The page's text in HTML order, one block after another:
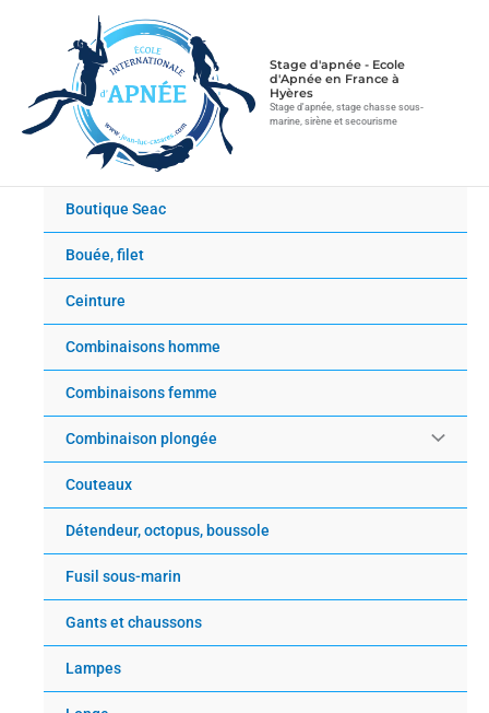
Stage d'apnée - Ecole
d'Apnée en France à
Hyères
Stage d'apnée, stage chasse sous-
marine, sirène et secourisme
Boutique Seac
Bouée, filet
Ceinture
Combinaisons homme
Combinaisons femme
Combinaison plongée
Couteaux
Détendeur, octopus, boussole
Fusil sous-marin
Gants et chaussons
Lampes